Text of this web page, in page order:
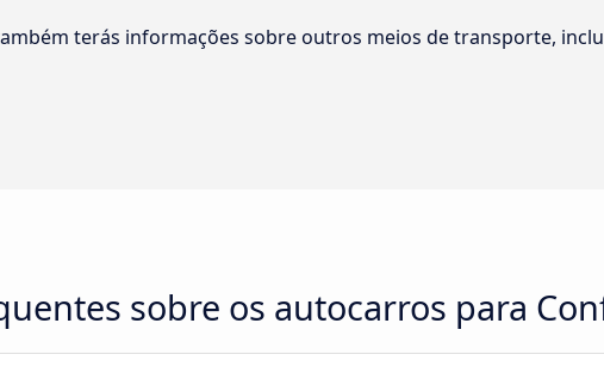
terás informações sobre outros meios de transporte,
sobre os autocarros para